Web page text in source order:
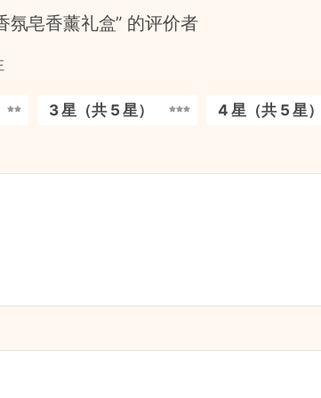
氛皂香薰礼盒” 的评价者
3 星（共 5 星） 4 星（共 5 星）